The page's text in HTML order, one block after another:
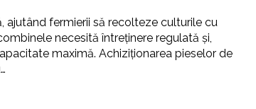
ajutând fermierii să recolteze culturile cu
necesită întreținere regulată și,
maximă. Achiziționarea pieselor de